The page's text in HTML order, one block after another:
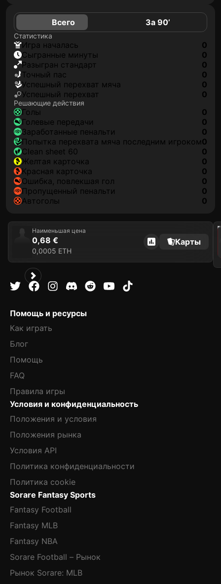
Всего За 90’
Статистика
игра началась
0
сыгранные минуты
0
разыгран стандарт
0
точный пас
0
успешный перехват мяча
0
успешный перехват
0
Решающие действия
голы
0
голевые передачи
0
заработанные пенальти
0
попытка перехвата мяча последним игроком0
clean sheet 60
0
желтая карточка
0
красная карточка
0
ошибка, повлекшая гол
0
пропущенный пенальти
0
автоголы
0
Наименьшая цена
0,68 €
0,0005 ETH
Карты
2025
Помощь и ресурсы
Как играть
Блог
Помощь
FAQ
Правила игры
Условия и конфиденциальность
Положения и условия
Положения рынка
Условия API
Политика конфиденциальности
Политика cookie
Sorare Fantasy Sports
Fantasy Football
Fantasy MLB
Fantasy NBA
Sorare Football – Рынок
Рынок Sorare: MLB